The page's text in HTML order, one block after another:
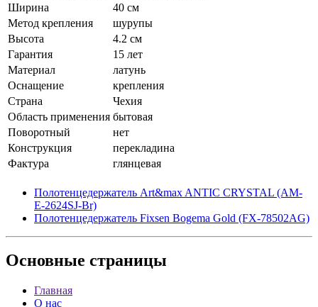
Ширина
40 см
Метод крепления
шурупы
Высота
4.2 см
Гарантия
15 лет
Материал
латунь
Оснащение
крепления
Страна
Чехия
Область применения бытовая
Поворотный
нет
Конструкция
перекладина
Фактура
глянцевая
Полотенцедержатель Art&max ANTIC CRYSTAL (AM-
E-2624SJ-Br)
Полотенцедержатель Fixsen Bogema Gold (FX-78502AG)
Основные страницы
Главная
О нас